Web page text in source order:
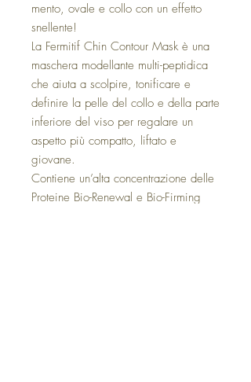
mento, ovale e collo con un effetto
snellente!
La Fermitif Chin Contour Mask è una
maschera modellante multi-peptidica
che aiuta a scolpire, tonificare e
definire la pelle del collo e della parte
inferiore del viso per regalare un
aspetto più compatto, liftato e
giovane.
Contiene un’alta concentrazione delle
Proteine Bio-Renewal e Bio-Firming